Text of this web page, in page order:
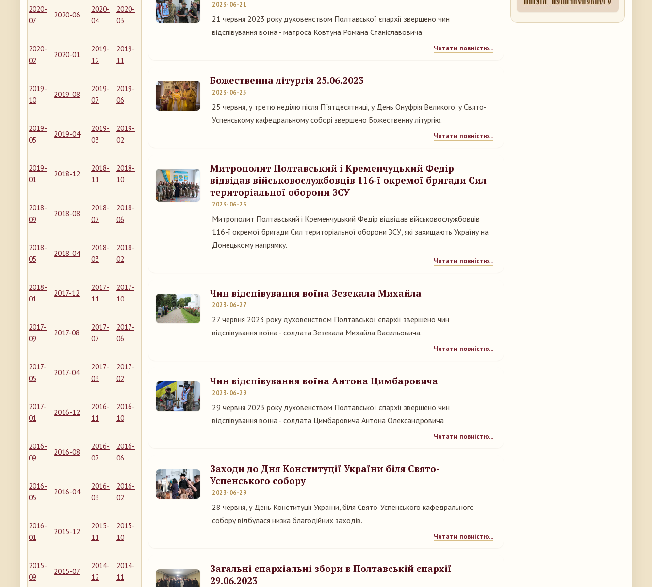
2020-
07
2020-06
2020-
04
2020-
03
2020-
02
2020-01
2019-
12
2019-
11
2019-
10
2019-08
2019-
07
2019-
06
2019-
05
2019-04
2019-
03
2019-
02
2019-
01
2018-12
2018-
11
2018-
10
2018-
09
2018-08
2018-
07
2018-
06
2018-
05
2018-04
2018-
03
2018-
02
2018-
01
2017-12
2017-
11
2017-
10
2017-
09
2017-08
2017-
07
2017-
06
2017-
05
2017-04
2017-
03
2017-
02
2017-
01
2016-12
2016-
11
2016-
10
2016-
09
2016-08
2016-
07
2016-
06
2016-
05
2016-04
2016-
03
2016-
02
2016-
01
2015-12
2015-
11
2015-
10
2015-
09
2015-07
2014-
12
2014-
11
2023-06-21
21 червня 2023 року духовенством Полтавської єпархії звершено чин
відспівування воїна - матроса Ковтуна Романа Станіславовича
Читати повністю...
Божественна літургія 25.06.2023
2023-06-25
25 червня, у третю неділю після П"ятдесятниці, у День Онуфрія Великого, у Свято-
Успенському кафедральному соборі звершено Божественну літургію.
Читати повністю...
Митрополит Полтавський і Кременчуцький Федір
відвідав військовослужбовців 116-ї окремої бригади Сил
територіальної оборони ЗСУ
2023-06-26
Митрополит Полтавський і Кременчуцький Федір відвідав військовослужбовців
116-ї окремої бригади Сил територіальної оборони ЗСУ, які захищають Україну на
Донецькому напрямку.
Читати повністю...
Чин відспівування воїна Зезекала Михайла
2023-06-27
27 червня 2023 року духовенством Полтавської єпархії звершено чин
відспівування воїна - солдата Зезекала Михайла Васильовича.
Читати повністю...
Чин відспівування воїна Антона Цимбаровича
2023-06-29
29 червня 2023 року духовенством Полтавської єпархії звершено чин
відспівування воїна - солдата Цимбаровича Антона Олександровича
Читати повністю...
Заходи до Дня Конституції України біля Свято-
Успенського собору
2023-06-29
28 червня, у День Конституції України, біля Свято-Успенського кафедрального
собору відбулася низка благодійних заходів.
Читати повністю...
Загальні єпархіальні збори в Полтавській єпархії
29.06.2023